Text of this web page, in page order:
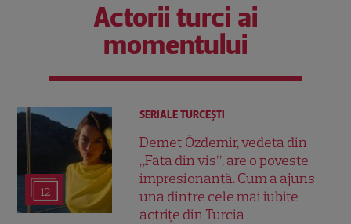
Actorii turci ai
momentului
12
SERIALE TURCEŞTI
Demet Özdemir, vedeta din
„Fata din vis”, are o poveste
impresionantă. Cum a ajuns
una dintre cele mai iubite
actrițe din Turcia